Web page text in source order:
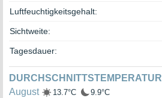
Luftfeuchtigkeitsgehalt:
Sichtweite:
Tagesdauer:
DURCHSCHNITTSTEMPERATUR
August
13.7°C 9.9°C